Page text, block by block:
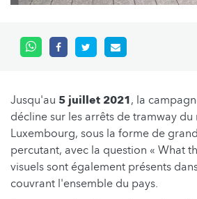
Jusqu'au 5 juillet 2021, la
décline sur les arrêts de tramway
Luxembourg, sous la forme de
percutant, avec la question « What
visuels sont également présents
couvrant l'ensemble du pays.